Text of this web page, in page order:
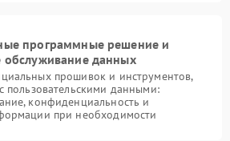
программные решение и
обслуживание данных
прошивок и инструментов,
пользовательскими данными:
конфиденциальность и
при необходимости